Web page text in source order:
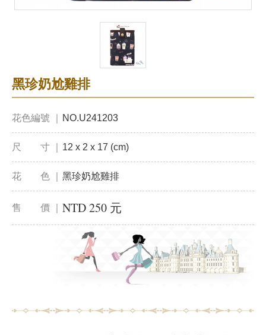
黑珍奶尬雞排
花色編號 ｜ NO.U241203
尺 寸 ｜ 12 x 2 x 17 (cm)
花 色 ｜ 黑珍奶尬雞排
售 價 ｜ NTD 250 元